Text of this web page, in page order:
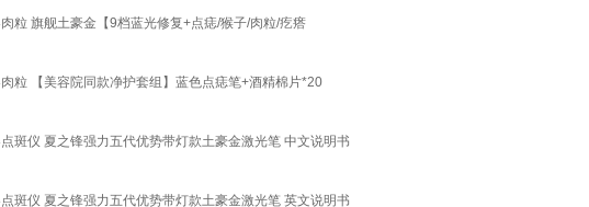
粒 旗舰土豪金【9档蓝光修复+点痣/猴子/肉粒/疙瘩
粒 【美容院同款净护套组】蓝色点痣笔+酒精棉片*20
斑仪 夏之锋强力五代优势带灯款土豪金激光笔 中文说明书
斑仪 夏之锋强力五代优势带灯款土豪金激光笔 英文说明书